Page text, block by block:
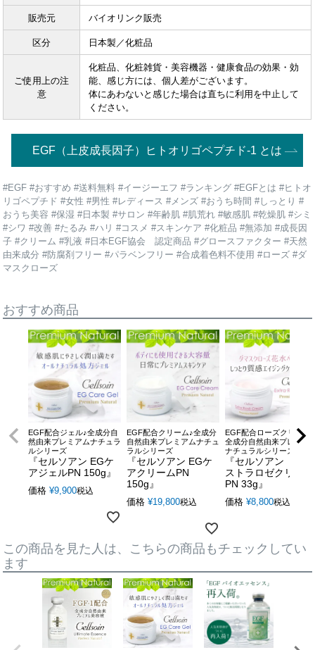
販売元 バイオリンク販売
区分 日本製／化粧品
ご使用上の注
意
化粧品、化粧雑貨・美容機器・健康食品の効果・効
能、感じ方には、個人差がございます。
体にあわないと感じた場合は直ちに利用を中止して
ください。
EGF（上皮成長因子）ヒトオリゴペプチド-1 とは
#EGF #おすすめ #送料無料 #イージーエフ #ランキング #EGFとは #ヒトオ
リゴペプチド #女性 #男性 #レディース #メンズ #おうち時間 #しっとり #
おうち美容 #保湿 #日本製 #サロン #年齢肌 #肌荒れ #敏感肌 #乾燥肌 #シミ
#シワ #改善 #たるみ #ハリ #コスメ #スキンケア #化粧品 #無添加 #成長因
子 #クリーム #乳液 #日本EGF協会 認定商品 #グロースファクター #天然
由来成分 #防腐剤フリー #パラベンフリー #合成着色料不使用 #ローズ #ダ
マスクローズ
おすすめ商品
EGF配合ジェル♪全成分自
然由来プレミアムナチュラ
ルシリーズ
『セルソアン EGケ
アジェルPN 150g』
価格 ¥9,900税込
EGF配合クリーム♪全成分
自然由来プレミアムナチュ
ラルシリーズ
『セルソアン EGケ
アクリームPN
150g』
価格 ¥19,800税込
EGF配合ローズクリーム♪
全成分自然由来プレミア
ナチュラルシリーズ
『セルソアン エク
ストラロゼクリーム
PN 33g』
価格 ¥8,800税込
この商品を見た人は、こちらの商品もチェックしてい
ます